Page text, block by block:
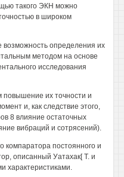
такого ЭКН можно
в широком
определения их
методом на основе
исследования
их точности и
и, как следствие этого,
8 влияние остаточных
вибраций и сотрясений).
компаратора постоянного и
описанный Уатахак[ Т. и
характеристиками.